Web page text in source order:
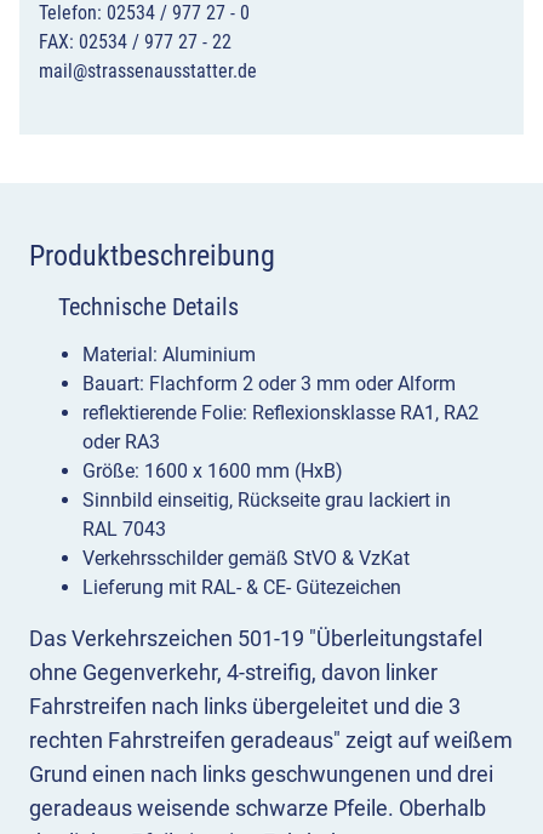
Telefon: 02534 / 977 27 - 0
FAX: 02534 / 977 27 - 22
mail@strassenausstatter.de
Produktbeschreibung
Das Verkehrszeichen 501-19 "Überleitungstafel
ohne Gegenverkehr, 4-streifig, davon linker
Fahrstreifen nach links übergeleitet und die 3
rechten Fahrstreifen geradeaus" zeigt auf weißem
Grund einen nach links geschwungenen und drei
geradeaus weisende schwarze Pfeile. Oberhalb
Technische Details
Material: Aluminium
Bauart: Flachform 2 oder 3 mm oder Alform
reflektierende Folie: Reflexionsklasse RA1, RA2
oder RA3
Größe: 1600 x 1600 mm (HxB)
Sinnbild einseitig, Rückseite grau lackiert in
RAL 7043
Verkehrsschilder gemäß StVO & VzKat
Lieferung mit RAL- & CE- Gütezeichen